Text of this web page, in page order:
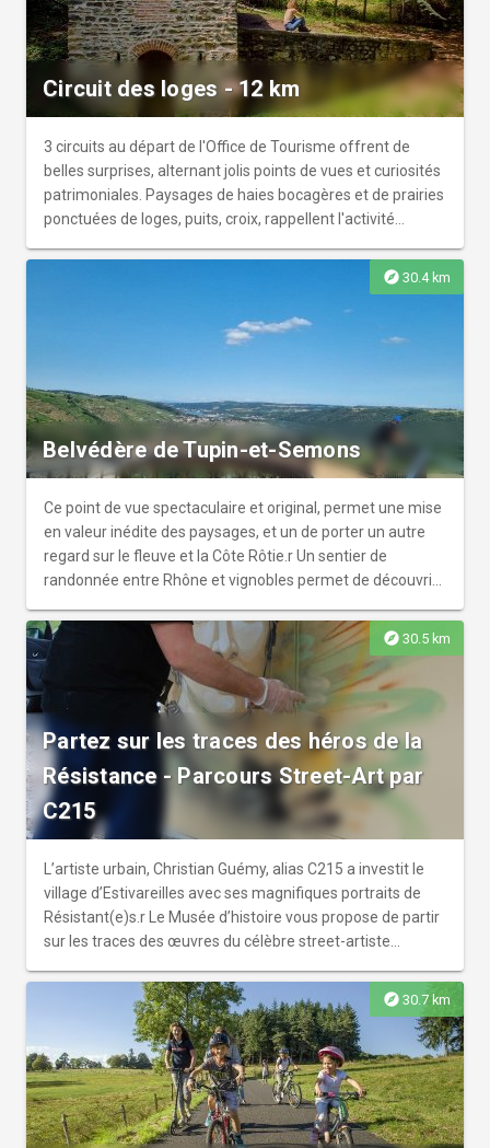
Circuit des loges - 12 km
3 circuits au départ de l'Office de Tourisme offrent de
belles surprises, alternant jolis points de vues et curiosités
patrimoniales. Paysages de haies bocagères et de prairies
ponctuées de loges, puits, croix, rappellent l'activité
explore 30.4 km
Belvédère de Tupin-et-Semons
Ce point de vue spectaculaire et original, permet une mise
en valeur inédite des paysages, et un de porter un autre
regard sur le fleuve et la Côte Rôtie.r Un sentier de
randonnée entre Rhône et vignobles permet de découvrir
explore 30.5 km
Partez sur les traces des héros de la
Résistance - Parcours Street-Art par
C215
L’artiste urbain, Christian Guémy, alias C215 a investit le
village d’Estivareilles avec ses magnifiques portraits de
Résistant(e)s.r Le Musée d’histoire vous propose de partir
sur les traces des œuvres du célèbre street-artiste
explore 30.7 km